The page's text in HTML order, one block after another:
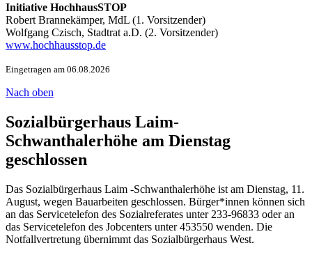
Initiative HochhausSTOP
Robert Brannekämper, MdL (1. Vorsitzender)
Wolfgang Czisch, Stadtrat a.D. (2. Vorsitzender)
www.hochhausstop.de
Eingetragen am 06.08.2026
Nach oben
Sozialbürgerhaus Laim-
Schwanthalerhöhe am Dienstag
geschlossen
Das Sozialbürgerhaus Laim -Schwanthalerhöhe ist am Dienstag, 11.
August, wegen Bauarbeiten geschlossen. Bürger*innen können sich
an das Servicetelefon des Sozialreferates unter 233-96833 oder an
das Servicetelefon des Jobcenters unter 453550 wenden. Die
Notfallvertretung übernimmt das Sozialbürgerhaus West.